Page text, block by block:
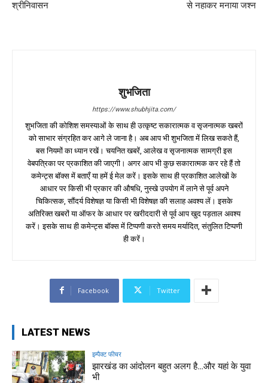
श्रीनिवासन से नहाकर मनाया जश्न
शुभजिता
https://www.shubhjita.com/
शुभजिता की कोशिश समस्याओं के साथ ही उत्कृष्ट सकारात्मक व सृजनात्मक खबरों
को साभार संग्रहित कर आगे ले जाना है। अब आप भी शुभजिता में लिख सकते हैं,
बस नियमों का ध्यान रखें। चयनित खबरें, आलेख व सृजनात्मक सामग्री इस
वेबपत्रिका पर प्रकाशित की जाएगी। अगर आप भी कुछ सकारात्मक कर रहे हैं तो
कमेन्ट्स बॉक्स में बताएँ या हमें ई मेल करें। इसके साथ ही प्रकाशित आलेखों के
आधार पर किसी भी प्रकार की औषधि, नुस्खे उपयोग में लाने से पूर्व अपने
चिकित्सक, सौंदर्य विशेषज्ञ या किसी भी विशेषज्ञ की सलाह अवश्य लें। इसके
अतिरिक्त खबरों या ऑफर के आधार पर खरीददारी से पूर्व आप खुद पड़ताल अवश्य
करें। इसके साथ ही कमेन्ट्स बॉक्स में टिप्पणी करते समय मर्यादित, संतुलित टिप्पणी
ही करें।
Facebook Twitter
LATEST NEWS
इम्पैक्ट फीचर
झारखंड का आंदोलन बहुत अलग है…और यहां के युवा
भी